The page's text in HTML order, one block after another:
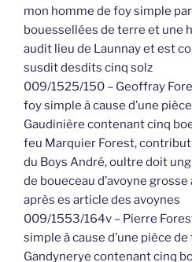
mon homme de foy simple
bouessellées de terre et une
audit lieu de Launnay et est
susdit desdits cinq solz
009/1525/150 – Geoffray
foy simple à cause d’une
Gaudinière contenant cinq
feu Marquier Forest,
du Boys André, oultre doit
de boueceau d’avoyne
après es article des avoynes
009/1553/164v – Pierre
simple à cause d’une pièce
Gandynerye contenant cinq